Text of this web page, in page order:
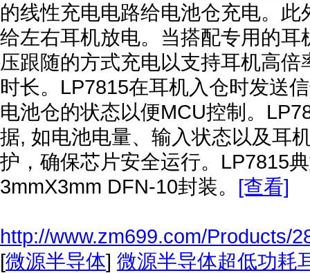
的线性充电电路给电池仓充电。
给左右耳机放电。当搭配专用的
压跟随的方式充电以支持耳机高
时长。LP7815在耳机入仓时发送
电池仓的状态以便MCU控制。
据, 如电池电量、输入状态以及耳
护，确保芯片安全运行。LP7815
3mmX3mm DFN-10封装。 [查看]
http://www.zm699.com/Products/
[微源半导体] 微源半导体超低功耗